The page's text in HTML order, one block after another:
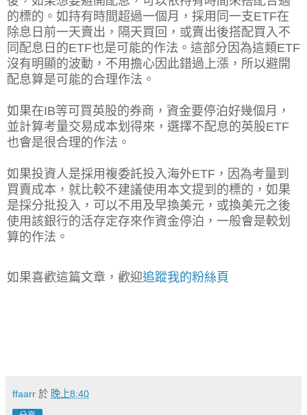
的標的。如持有時間超過一個月，採用同一支ETF在
除息日前一天賣出，隔天買回，或賣出後搭配買入不
同配息日的ETF也是可能的作法。這部分因為這類ETF
沒有明顯的波動，不用擔心因此錯過上漲，所以避開
配息算是可能的合理作法。
如果在IB等可買英股的券商，資金要停泊好幾個月，
並計算考量交易成本划得來，選擇不配息的英股ETF
也會是很合理的作法。
如果投資人是採用複委託投入海外ETF，因為考量到
買賣成本，就比較不建議使用本文提到的標的，如果
是採分批投入，可以不用及早換美元，或換美元之後
使用該銀行的活存定存來作資金停泊，一般會是較划
算的作法。
如果喜歡這篇文章，歡迎追蹤我的粉絲頁
ffaarr 於 晚上8:40